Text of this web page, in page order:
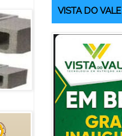
VISTA DO VALE